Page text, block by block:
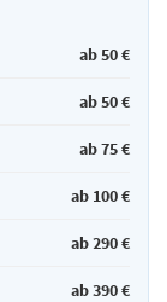
ab 50 €
ab 50 €
ab 75 €
ab 100 €
ab 290 €
ab 390 €